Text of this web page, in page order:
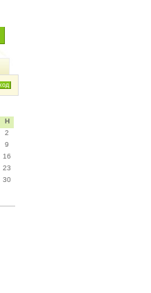
Н
2
9
16
23
30